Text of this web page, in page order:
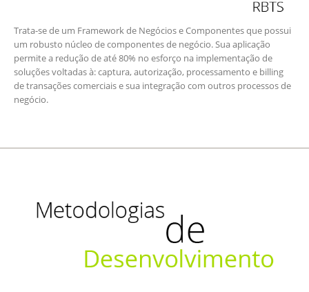
Trata-se de um Framework de Negócios e Componentes que possui
um robusto núcleo de componentes de negócio. Sua aplicação
permite a redução de até 80% no esforço na implementação de
soluções voltadas à: captura, autorização, processamento e billing
de transações comerciais e sua integração com outros processos de
negócio.